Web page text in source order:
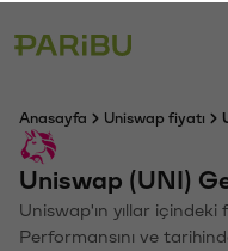
Anasayfa Uniswap fiyatı
Uniswap (UNI)
Uniswap'ın yıllar içindeki
Performansını ve